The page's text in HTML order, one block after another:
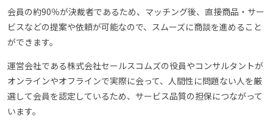
会員の約90％が決裁者であるため、マッチング後、直接商品・サー
ビスなどの提案や依頼が可能なので、スムーズに商談を進めること
ができます。
運営会社である株式会社セールスコムズの役員やコンサルタントが
オンラインやオフラインで実際に会って、人間性に問題ない人を厳
選して会員を認定しているため、サービス品質の担保につながって
います。